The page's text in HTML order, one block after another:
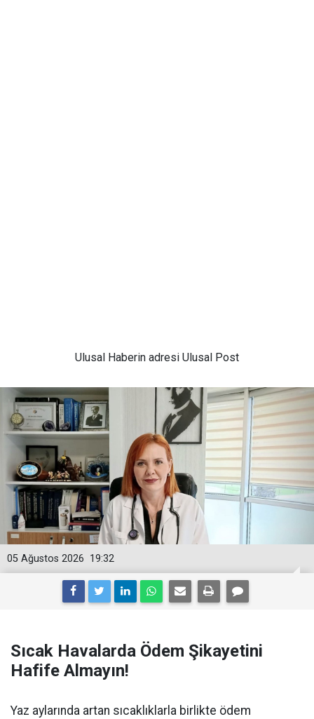
Ulusal Haberin adresi Ulusal Post
19:32
05 Ağustos 2026
Sıcak Havalarda Ödem Şikayetini
Hafife Almayın!
Yaz aylarında artan sıcaklıklarla birlikte ödem